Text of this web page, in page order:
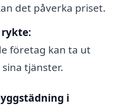
det påverka priset.
företag kan ta ut
tjänster.
i